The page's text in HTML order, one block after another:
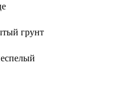
грунт